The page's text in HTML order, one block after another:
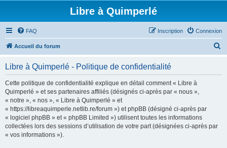
Libre à Quimperlé
FAQ Connexion
Inscription
Accueil du forum
Libre à Quimperlé - Politique de confidentialité
Cette politique de confidentialité explique en détail comment « Libre à
Quimperlé » et ses partenaires affiliés (désignés ci-après par « nous »,
« notre », « nos », « Libre à Quimperlé » et
« https://libreaquimperle.netlib.re/forum ») et phpBB (désigné ci-après par
« logiciel phpBB » et « phpBB Limited ») utilisent toutes les informations
collectées lors des sessions d’utilisation de votre part (désignées ci-après par
« vos informations »).